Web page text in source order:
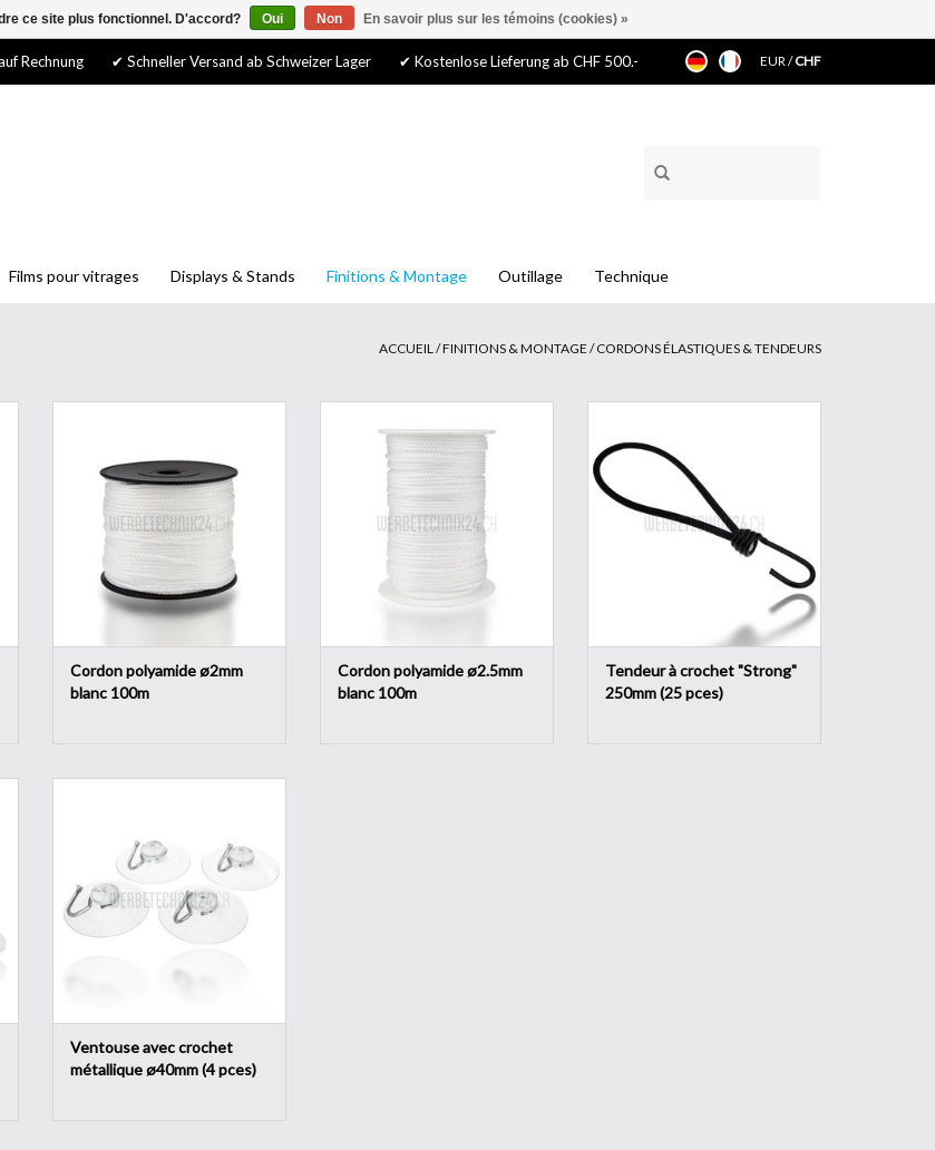
Rechnung ✔ Schneller Versand ab Schweizer Lager ✔ Kostenlose Lieferung ab CHF 500.- EUR/CHF
Films pour vitrages Displays & Stands Finitions & Montage Outillage Technique
ACCUEIL/FINITIONS & MONTAGE /CORDONS ÉLASTIQUES & TENDEURS
excellente résistance mécanique
et une très bonne résistance à
l'abrasion.
AJOUTER AU PANIER
Cordon polyamide ø2mm
blanc 100m
(polyamide) blanc ø2.5mm ont une
excellente résistance mécanique
et une très bonne résistance à
l'abrasion.
AJOUTER AU PANIER
Cordon polyamide ø2.5mm
blanc 100m
multibrins de 6 mm d'épaisseur
pour des applications soumise à
forte pression et contrainte.
AJOUTER AU PANIER
Tendeur à crochet "Strong"
250mm (25 pces)
panneaux, tableaux, des affiches,
etc. sur du verre et autres surfaces
lisses.
AJOUTER AU PANIER
Ventouse avec crochet
métallique ø40mm (4 pces)
ce site plus fonctionnel. D'accord? Oui Non En savoir plus sur les témoins (cookies) »